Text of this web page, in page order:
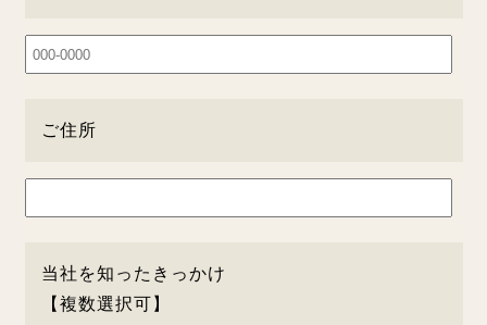
ご住所
当社を知ったきっかけ
【複数選択可】